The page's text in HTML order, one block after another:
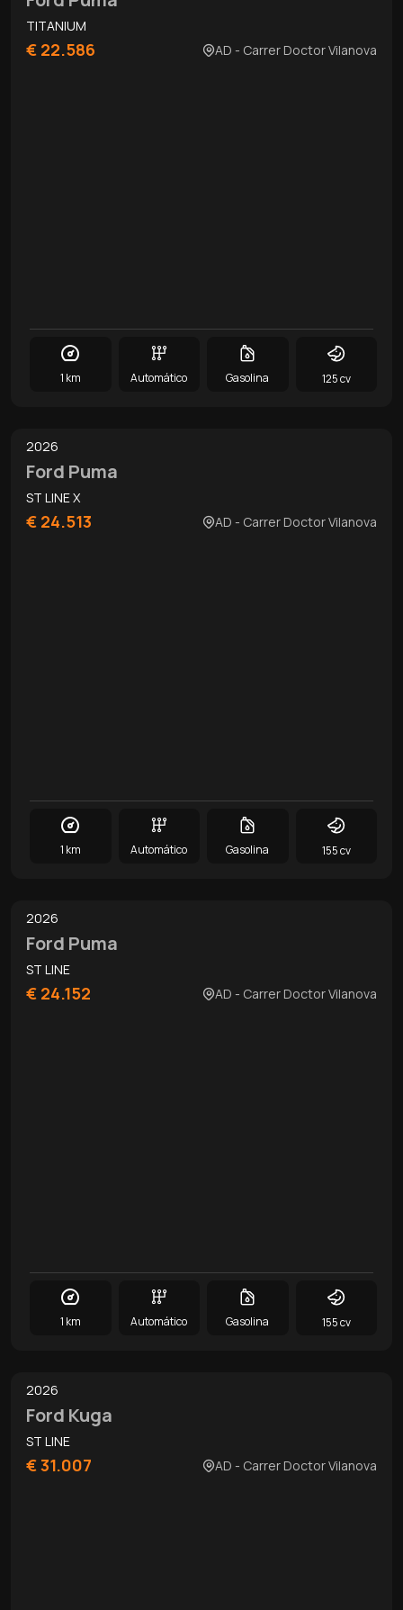
TITANIUM
€ 22.586 AD - Carrer Doctor Vilanova
1 km Automático Gasolina 125 cv
2026
Ford Puma
ST LINE X
€ 24.513 AD - Carrer Doctor Vilanova
1 km Automático Gasolina 155 cv
2026
Ford Puma
ST LINE
€ 24.152 AD - Carrer Doctor Vilanova
1 km Automático Gasolina 155 cv
2026
Ford Kuga
ST LINE
€ 31.007 AD - Carrer Doctor Vilanova